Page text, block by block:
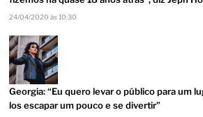
24/04/2020 às 10:30
Georgia: “Eu quero levar o público para um
los escapar um pouco e se divertir”